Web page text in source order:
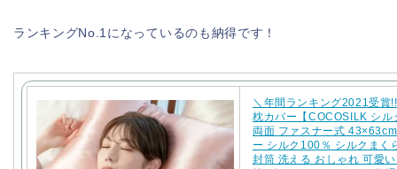
ランキングNo.1になっているのも納得です！
＼年間ランキング2021受賞
枕カバー【COCOSILK シル
両面 ファスナー式
ー シルク100％ シルクまく
封筒 洗える おしゃれ 可愛